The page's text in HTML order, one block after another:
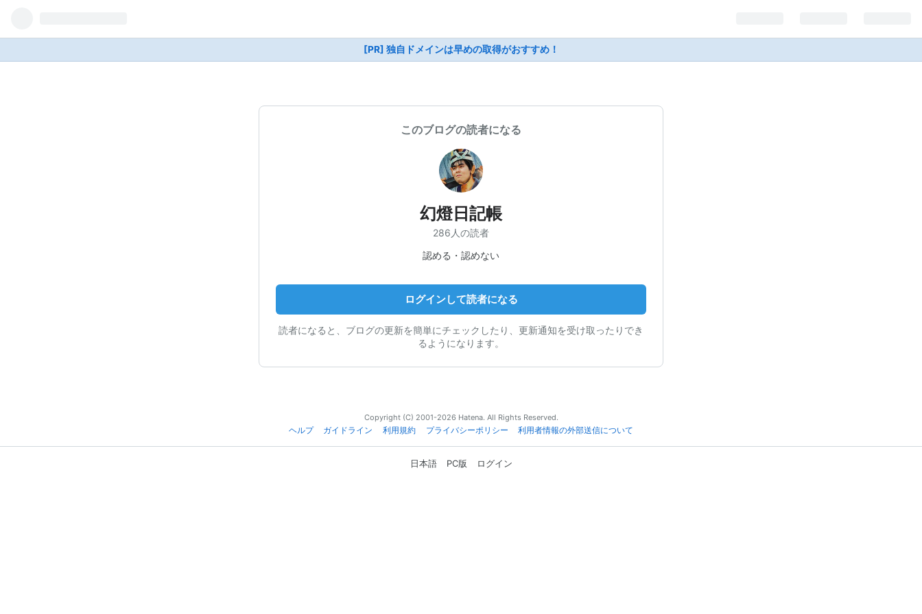
[PR] 独自ドメインは早めの取得がおすすめ！
このブログの読者になる
幻燈日記帳
286人の読者
認める・認めない
ログインして読者になる
読者になると、ブログの更新を簡単にチェックしたり、更新通知を受け取ったりでき
るようになります。
Copyright (C) 2001-2026 Hatena. All Rights Reserved.
ヘルプ
ガイドライン 利用規約 プライバシーポリシー 利用者情報の外部送信について
日本語 PC版 ログイン